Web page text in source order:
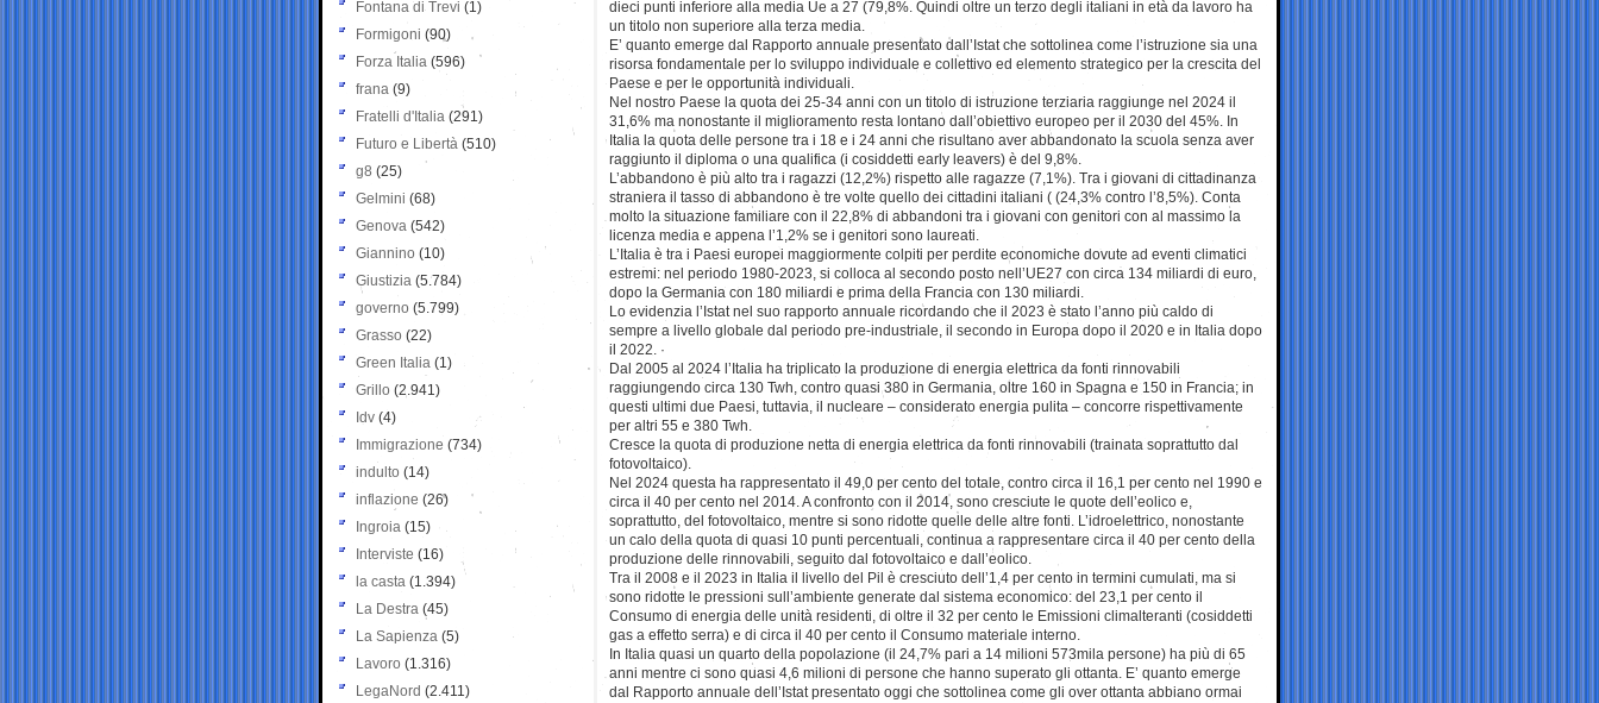
dieci punti inferiore alla media Ue a 27 (79,8%. Quindi oltre un terzo degli italiani in età da lavoro ha
un titolo non superiore alla terza media.
E’ quanto emerge dal Rapporto annuale presentato dall’Istat che sottolinea come l’istruzione sia una
risorsa fondamentale per lo sviluppo individuale e collettivo ed elemento strategico per la crescita del
Paese e per le opportunità individuali.
Nel nostro Paese la quota dei 25-34 anni con un titolo di istruzione terziaria raggiunge nel 2024 il
31,6% ma nonostante il miglioramento resta lontano dall’obiettivo europeo per il 2030 del 45%. In
Italia la quota delle persone tra i 18 e i 24 anni che risultano aver abbandonato la scuola senza aver
raggiunto il diploma o una qualifica (i cosiddetti early leavers) è del 9,8%.
L’abbandono è più alto tra i ragazzi (12,2%) rispetto alle ragazze (7,1%). Tra i giovani di cittadinanza
straniera il tasso di abbandono è tre volte quello dei cittadini italiani ( (24,3% contro l’8,5%). Conta
molto la situazione familiare con il 22,8% di abbandoni tra i giovani con genitori con al massimo la
licenza media e appena l’1,2% se i genitori sono laureati.
L’Italia è tra i Paesi europei maggiormente colpiti per perdite economiche dovute ad eventi climatici
estremi: nel periodo 1980-2023, si colloca al secondo posto nell’UE27 con circa 134 miliardi di euro,
dopo la Germania con 180 miliardi e prima della Francia con 130 miliardi.
Lo evidenzia l’Istat nel suo rapporto annuale ricordando che il 2023 è stato l’anno più caldo di
sempre a livello globale dal periodo pre-industriale, il secondo in Europa dopo il 2020 e in Italia dopo
il 2022. ·
Dal 2005 al 2024 l’Italia ha triplicato la produzione di energia elettrica da fonti rinnovabili
raggiungendo circa 130 Twh, contro quasi 380 in Germania, oltre 160 in Spagna e 150 in Francia; in
questi ultimi due Paesi, tuttavia, il nucleare – considerato energia pulita – concorre rispettivamente
per altri 55 e 380 Twh.
Cresce la quota di produzione netta di energia elettrica da fonti rinnovabili (trainata soprattutto dal
fotovoltaico).
Nel 2024 questa ha rappresentato il 49,0 per cento del totale, contro circa il 16,1 per cento nel 1990 e
circa il 40 per cento nel 2014. A confronto con il 2014, sono cresciute le quote dell’eolico e,
soprattutto, del fotovoltaico, mentre si sono ridotte quelle delle altre fonti. L’idroelettrico, nonostante
un calo della quota di quasi 10 punti percentuali, continua a rappresentare circa il 40 per cento della
produzione delle rinnovabili, seguito dal fotovoltaico e dall’eolico.
Tra il 2008 e il 2023 in Italia il livello del Pil è cresciuto dell’1,4 per cento in termini cumulati, ma si
sono ridotte le pressioni sull’ambiente generate dal sistema economico: del 23,1 per cento il
Consumo di energia delle unità residenti, di oltre il 32 per cento le Emissioni climalteranti (cosiddetti
gas a effetto serra) e di circa il 40 per cento il Consumo materiale interno.
In Italia quasi un quarto della popolazione (il 24,7% pari a 14 milioni 573mila persone) ha più di 65
anni mentre ci sono quasi 4,6 milioni di persone che hanno superato gli ottanta. E’ quanto emerge
dal Rapporto annuale dell’Istat presentato oggi che sottolinea come gli over ottanta abbiano ormai
Fontana di Trevi (1)
Formigoni (90)
Forza Italia (596)
frana (9)
Fratelli d'Italia (291)
Futuro e Libertà (510)
g8 (25)
Gelmini (68)
Genova (542)
Giannino (10)
Giustizia (5.784)
governo (5.799)
Grasso (22)
Green Italia (1)
Grillo (2.941)
Idv (4)
Immigrazione (734)
indulto (14)
inflazione (26)
Ingroia (15)
Interviste (16)
la casta (1.394)
La Destra (45)
La Sapienza (5)
Lavoro (1.316)
LegaNord (2.411)